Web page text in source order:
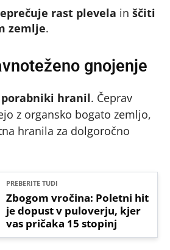
rast plevela in ščiti
zemlje.
gnojenje
hranil. Čeprav
z organsko bogato zemljo,
hranila za dolgoročno
PREBERITE TUDI
Zbogom vročina: Poletni hit
je dopust v puloverju, kjer
vas pričaka 15 stopinj